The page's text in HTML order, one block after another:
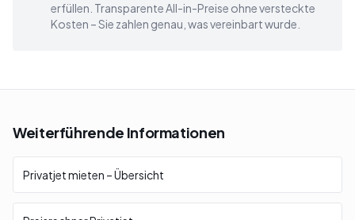
erfüllen. Transparente All-in-Preise ohne versteckte
Kosten – Sie zahlen genau, was vereinbart wurde.
Weiterführende Informationen
Privatjet mieten – Übersicht